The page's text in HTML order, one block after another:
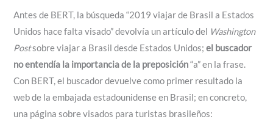
Antes de BERT, la búsqueda “2019 viajar de Brasil a Estados
Unidos hace falta visado” devolvía un artículo del Washington
Postsobre viajar a Brasil desde Estados Unidos; el buscador
no entendía la importancia de la preposición“a” en la frase.
Con BERT, el buscador devuelve como primer resultado la
web de la embajada estadounidense en Brasil; en concreto,
una página sobre visados para turistas brasileños: